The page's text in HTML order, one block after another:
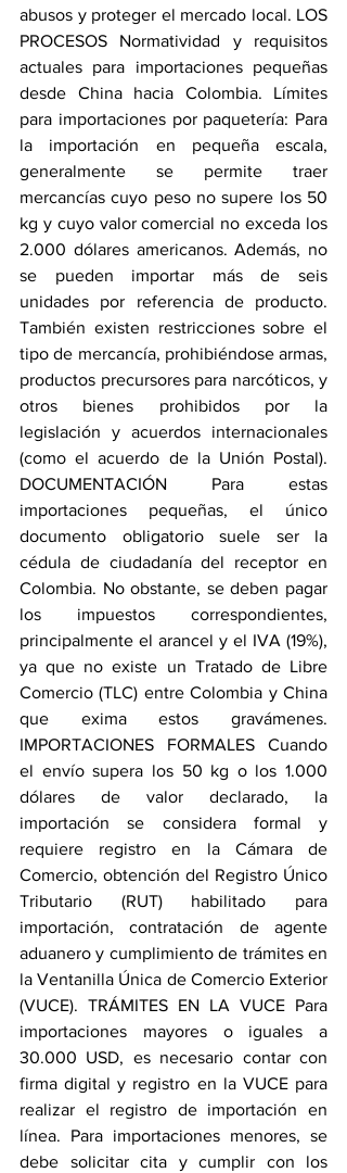
abusos y proteger el mercado local. LOS
PROCESOS Normatividad y requisitos
actuales para importaciones pequeñas
desde China hacia Colombia. Límites
para importaciones por paquetería: Para
la importación en pequeña escala,
generalmente se permite traer
mercancías cuyo peso no supere los 50
kg y cuyo valor comercial no exceda los
2.000 dólares americanos. Además, no
se pueden importar más de seis
unidades por referencia de producto.
También existen restricciones sobre el
tipo de mercancía, prohibiéndose armas,
productos precursores para narcóticos, y
otros bienes prohibidos por la
legislación y acuerdos internacionales
(como el acuerdo de la Unión Postal).
DOCUMENTACIÓN Para estas
importaciones pequeñas, el único
documento obligatorio suele ser la
cédula de ciudadanía del receptor en
Colombia. No obstante, se deben pagar
los impuestos correspondientes,
principalmente el arancel y el IVA (19%),
ya que no existe un Tratado de Libre
Comercio (TLC) entre Colombia y China
que exima estos gravámenes.
IMPORTACIONES FORMALES Cuando
el envío supera los 50 kg o los 1.000
dólares de valor declarado, la
importación se considera formal y
requiere registro en la Cámara de
Comercio, obtención del Registro Único
Tributario (RUT) habilitado para
importación, contratación de agente
aduanero y cumplimiento de trámites en
la Ventanilla Única de Comercio Exterior
(VUCE). TRÁMITES EN LA VUCE Para
importaciones mayores o iguales a
30.000 USD, es necesario contar con
firma digital y registro en la VUCE para
realizar el registro de importación en
línea. Para importaciones menores, se
debe solicitar cita y cumplir con los